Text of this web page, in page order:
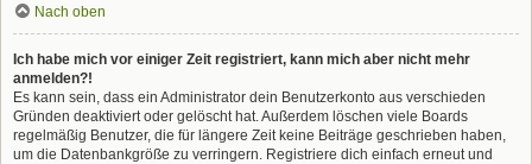
Nach oben
Ich habe mich vor einiger Zeit registriert, kann mich aber nicht mehr
anmelden?!
Es kann sein, dass ein Administrator dein Benutzerkonto aus verschieden
Gründen deaktiviert oder gelöscht hat. Außerdem löschen viele Boards
regelmäßig Benutzer, die für längere Zeit keine Beiträge geschrieben haben,
um die Datenbankgröße zu verringern. Registriere dich einfach erneut und